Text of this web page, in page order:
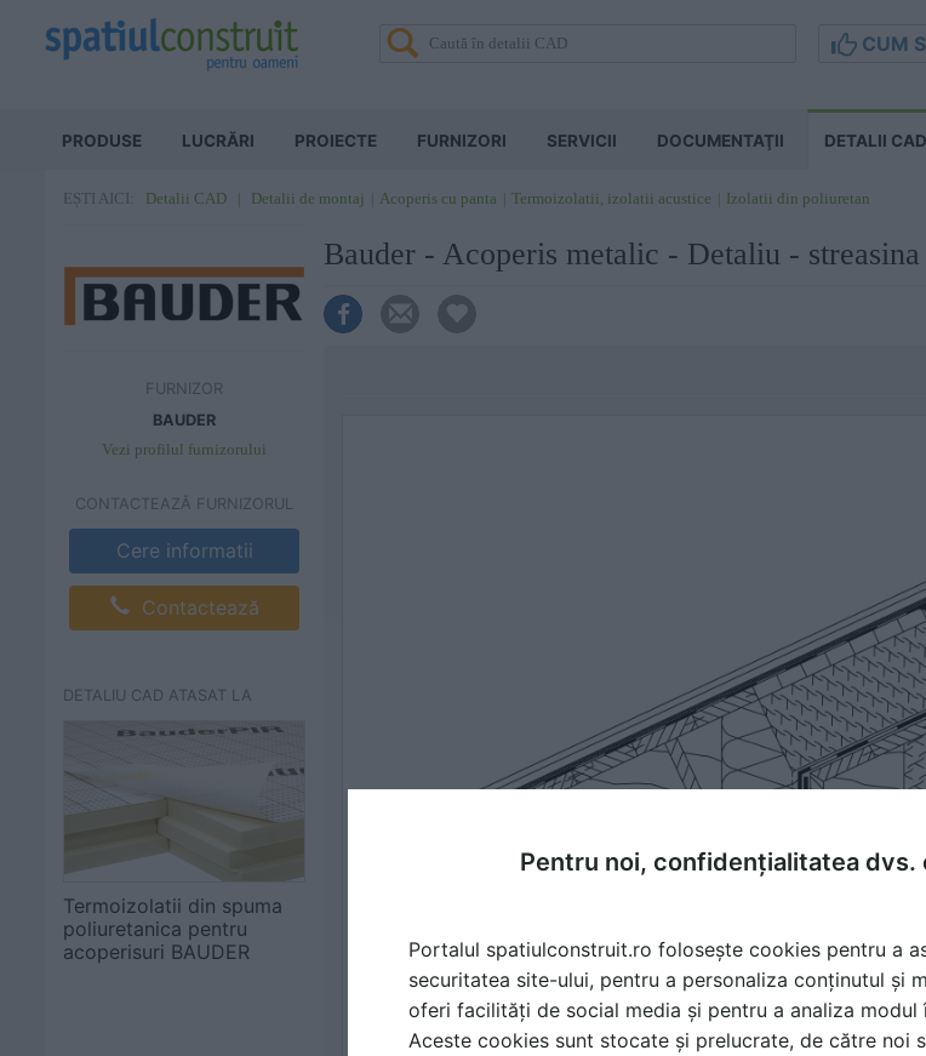
CUM
PRODUSE LUCRĂRI PROIECTE FURNIZORI SERVICII DOCUMENTAŢII DETALII CAD
EȘTI AICI: Detalii CAD Detalii de montaj Acoperis cu panta Termoizolatii, izolatii acustice Izolatii din poliuretan
FURNIZOR
BAUDER
Vezi profilul furnizorului
CONTACTEAZĂ FURNIZORUL
Cere informatii
Contactează
DETALIU CAD ATASAT LA
Termoizolatii din spuma
poliuretanica pentru
acoperisuri BAUDER
Bauder - Acoperis metalic - Detaliu -
Pentru noi, confidențialitatea
Portalul spatiulconstruit.ro folosește cookies pentru a
securitatea site-ului, pentru a personaliza conținutul și
oferi facilități de social media și pentru a analiza
Aceste cookies sunt stocate și prelucrate, de către noi